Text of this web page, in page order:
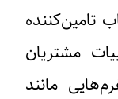
تامین‌کننده
مشتریان
مانند